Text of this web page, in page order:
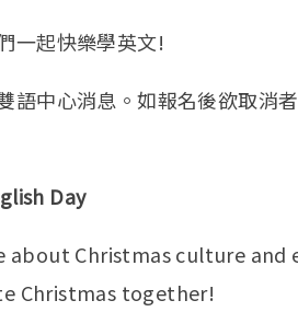
一起快樂學英文!
語中心消息。如報名後欲取消
Day
Christmas culture and
Christmas together!